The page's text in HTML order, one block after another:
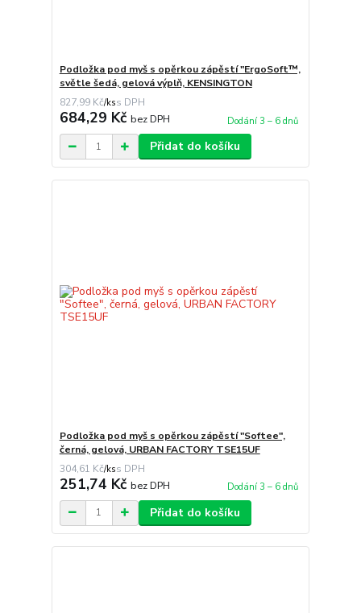
Podložka pod myš s opěrkou zápěstí "ErgoSoft™,
světle šedá, gelová výplň, KENSINGTON
827,99 Kč/ks
684,29 Kč bez DPH Dodání 3 – 6 dnů
Přidat do košíku
Podložka pod myš s opěrkou zápěstí "Softee",
černá, gelová, URBAN FACTORY TSE15UF
304,61 Kč/ks
251,74 Kč bez DPH Dodání 3 – 6 dnů
Přidat do košíku